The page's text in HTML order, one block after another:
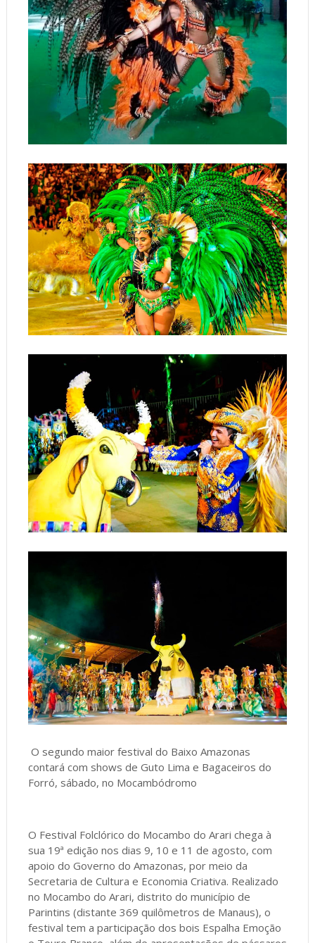
O segundo maior festival do Baixo Amazonas
contará com shows de Guto Lima e Bagaceiros do
Forró, sábado, no Mocambódromo
O Festival Folclórico do Mocambo do Arari chega à
sua 19ª edição nos dias 9, 10 e 11 de agosto, com
apoio do Governo do Amazonas, por meio da
Secretaria de Cultura e Economia Criativa. Realizado
no Mocambo do Arari, distrito do município de
Parintins (distante 369 quilômetros de Manaus), o
festival tem a participação dos bois Espalha Emoção